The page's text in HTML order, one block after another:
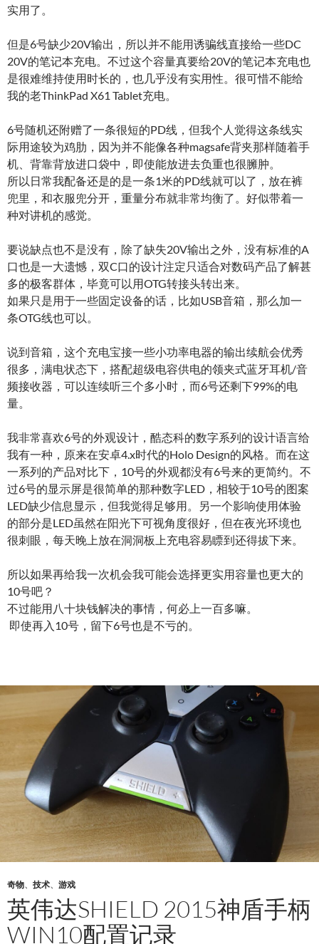
实用了。
但是6号缺少20V输出，所以并不能用诱骗线直接给一些DC
20V的笔记本充电。不过这个容量真要给20V的笔记本充电也
是很难维持使用时长的，也几乎没有实用性。很可惜不能给
我的老ThinkPad X61 Tablet充电。
6号随机还附赠了一条很短的PD线，但我个人觉得这条线实
际用途较为鸡肋，因为并不能像各种magsafe背夹那样随着手
机、背靠背放进口袋中，即使能放进去负重也很臃肿。
所以日常我配备还是的是一条1米的PD线就可以了，放在裤
兜里，和衣服兜分开，重量分布就非常均衡了。好似带着一
种对讲机的感觉。
要说缺点也不是没有，除了缺失20V输出之外，没有标准的A
口也是一大遗憾，双C口的设计注定只适合对数码产品了解甚
多的极客群体，毕竟可以用OTG转接头转出来。
如果只是用于一些固定设备的话，比如USB音箱，那么加一
条OTG线也可以。
说到音箱，这个充电宝接一些小功率电器的输出续航会优秀
很多，满电状态下，搭配超级电容供电的领夹式蓝牙耳机/音
频接收器，可以连续听三个多小时，而6号还剩下99%的电
量。
我非常喜欢6号的外观设计，酷态科的数字系列的设计语言给
我有一种，原来在安卓4.x时代的Holo Design的风格。而在这
一系列的产品对比下，10号的外观都没有6号来的更简约。不
过6号的显示屏是很简单的那种数字LED，相较于10号的图案
LED缺少信息显示，但我觉得足够用。另一个影响使用体验
的部分是LED虽然在阳光下可视角度很好，但在夜光环境也
很刺眼，每天晚上放在洞洞板上充电容易瞟到还得拔下来。
所以如果再给我一次机会我可能会选择更实用容量也更大的
10号吧？
不过能用八十块钱解决的事情，何必上一百多嘛。
即使再入10号，留下6号也是不亏的。
奇物、 技术、 游戏
英伟达SHIELD 2015神盾手柄
WIN10配置记录